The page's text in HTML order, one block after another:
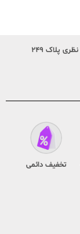
تخفیف دائمی